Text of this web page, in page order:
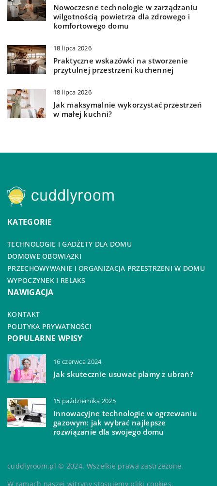
Nowoczesne technologie w zarządzaniu
wilgotnością powietrza dla zdrowego i
komfortowego domu
18 lipca 2026
Praktyczne wskazówki na stworzenie
przytulnej przestrzeni kuchennej
18 lipca 2026
Jak maksymalnie wykorzystać przestrzeń
w małej kuchni?
KATEGORIE
TECHNOLOGIE I GADŻETY DLA DOMU
DOMOWE OBOWIĄZKI
PRZECHOWYWANIE I ORGANIZACJA PRZESTRZENI W DOMU
WYPOCZYNEK I RELAKS
NAWIGACJA
KONTAKT
POLITYKA PRYWATNOŚCI
POPULARNE WPISY
16 czerwca 2024
Jak skutecznie usuwać plamy z ubrań?
15 października 2025
Innowacyjne technologie w ogrzewaniu
gazowym: jak wybrać najlepsze
rozwiązanie dla swojego domu
cuddlyroom.pl © 2024. Wszelkie prawa zastrzeżone.
W ramach naszej witryny stosujemy pliki cookies.